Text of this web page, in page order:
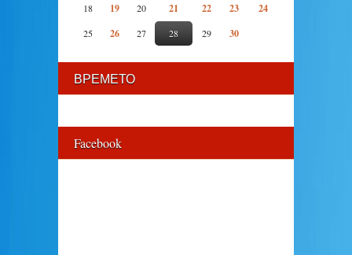
18 19 20 21 22 23 24
25 26 27 28 29 30
ВРЕМЕТО
Facebook